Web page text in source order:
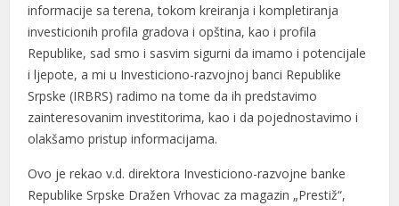
informacije sa terena, tokom kreiranja i kompletiranja
investicionih profila gradova i opština, kao i profila
Republike, sad smo i sasvim sigurni da imamo i potencijale
i ljepote, a mi u Investiciono-razvojnoj banci Republike
Srpske (IRBRS) radimo na tome da ih predstavimo
zainteresovanim investitorima, kao i da pojednostavimo i
olakšamo pristup informacijama.
Ovo je rekao v.d. direktora Investiciono-razvojne banke
Republike Srpske Dražen Vrhovac za magazin „Prestiž“,